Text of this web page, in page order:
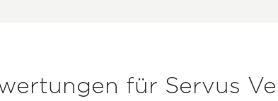
für Servus